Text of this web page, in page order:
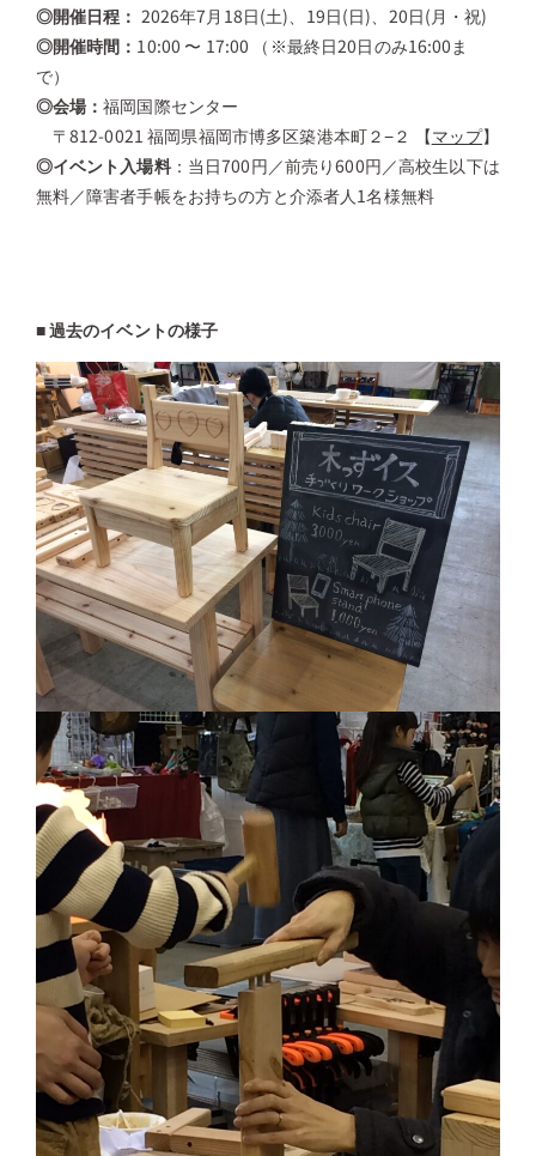
◎開催日程： 2026年7月18日(土)、19日(日)、20日(月・祝)
◎開催時間： 10:00 〜 17:00 （※最終日20日のみ16:00ま
で）
◎会場：福岡国際センター
〒812-0021 福岡県福岡市博多区築港本町２−２ 【マップ】
◎イベント入場料：当日700円／前売り600円／高校生以下は
無料／障害者手帳をお持ちの方と介添者人1名様無料
■ 過去のイベントの様子